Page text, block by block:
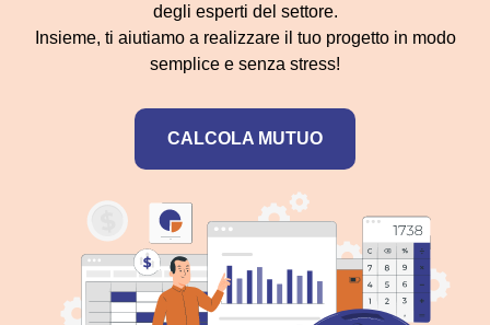
degli esperti del settore.
Insieme, ti aiutiamo a realizzare il tuo progetto in modo
semplice e senza stress!
CALCOLA MUTUO